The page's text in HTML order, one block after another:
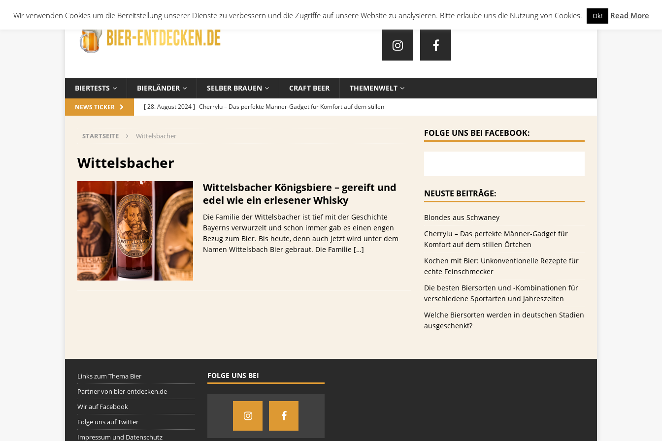
BIERTESTS BIERLÄNDER SELBER BRAUEN CRAFT BEER THEMENWELT
NEWS TICKER [ 28. August 2024 ] Cherrylu – Das perfekte Männer-Gadget für Komfort auf dem stillen
[ 14. November 2023 ]
ALLGEMEIN
und Jahreszeiten
ALLGEMEIN
[ 26. September 2023 ]
Welche Biersorten werden in deutschen Stadien ausgeschenkt?
TIPPS FÜR BIERTRINKER
[ 29. Mai 2025 ] Blondes aus Schwaney BIERTESTS
STARTSEITE Wittelsbacher
Wittelsbacher
Wittelsbacher Königsbiere – gereift und
edel wie ein erlesener Whisky
Die Familie der Wittelsbacher ist tief mit der Geschichte
Bayerns verwurzelt und schon immer gab es einen engen
Bezug zum Bier. Bis heute, denn auch jetzt wird unter dem
Namen Wittelsbach Bier gebraut. Die Familie […]
FOLGE UNS BEI FACEBOOK:
NEUSTE BEITRÄGE:
Blondes aus Schwaney
Cherrylu – Das perfekte Männer-Gadget für
Komfort auf dem stillen Örtchen
Kochen mit Bier: Unkonventionelle Rezepte für
echte Feinschmecker
Die besten Biersorten und -Kombinationen für
verschiedene Sportarten und Jahreszeiten
Welche Biersorten werden in deutschen Stadien
ausgeschenkt?
Links zum Thema Bier
Partner von bier-entdecken.de
Wir auf Facebook
Folge uns auf Twitter
Impressum und Datenschutz
FOLGE UNS BEI
Wir verwenden Cookies um die Bereitstellung unserer Dienste zu verbessern und die Zugriffe auf unsere Website zu analysieren. Bitte erlaube uns die Nutzung von Cookies. Ok! Read More